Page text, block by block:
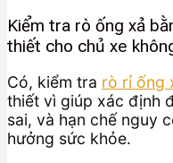
Kiểm tra rò ống xả
thiết cho chủ xe
Có, kiểm tra rò rỉ ống
thiết vì giúp xác định
sai, và hạn chế nguy
hưởng sức khỏe.